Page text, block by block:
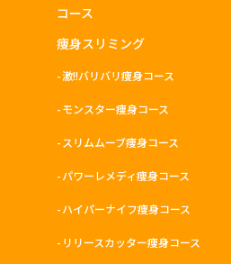
コース
痩身スリミング
激!!バリバリ痩身コース
モンスター痩身コース
スリムムーブ痩身コース
パワーレメディ痩身コース
ハイパーナイフ痩身コース
リリースカッター痩身コース